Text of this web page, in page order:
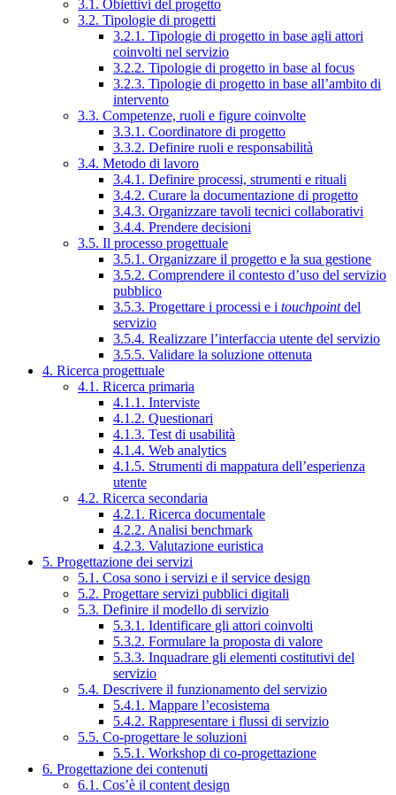
3.1. Obiettivi del progetto
3.2. Tipologie di progetti
3.2.1. Tipologie di progetto in base agli attori
coinvolti nel servizio
3.2.2. Tipologie di progetto in base al focus
3.2.3. Tipologie di progetto in base all’ambito di
intervento
3.3. Competenze, ruoli e figure coinvolte
3.3.1. Coordinatore di progetto
3.3.2. Definire ruoli e responsabilità
3.4. Metodo di lavoro
3.4.1. Definire processi, strumenti e rituali
3.4.2. Curare la documentazione di progetto
3.4.3. Organizzare tavoli tecnici collaborativi
3.4.4. Prendere decisioni
3.5. Il processo progettuale
3.5.1. Organizzare il progetto e la sua gestione
3.5.2. Comprendere il contesto d’uso del servizio
pubblico
3.5.3. Progettare i processi e i touchpointdel
servizio
3.5.4. Realizzare l’interfaccia utente del servizio
3.5.5. Validare la soluzione ottenuta
4. Ricerca progettuale
4.1. Ricerca primaria
4.1.1. Interviste
4.1.2. Questionari
4.1.3. Test di usabilità
4.1.4. Web analytics
4.1.5. Strumenti di mappatura dell’esperienza
utente
4.2. Ricerca secondaria
4.2.1. Ricerca documentale
4.2.2. Analisi benchmark
4.2.3. Valutazione euristica
5. Progettazione dei servizi
5.1. Cosa sono i servizi e il service design
5.2. Progettare servizi pubblici digitali
5.3. Definire il modello di servizio
5.3.1. Identificare gli attori coinvolti
5.3.2. Formulare la proposta di valore
5.3.3. Inquadrare gli elementi costitutivi del
servizio
5.4. Descrivere il funzionamento del servizio
5.4.1. Mappare l’ecosistema
5.4.2. Rappresentare i flussi di servizio
5.5. Co-progettare le soluzioni
5.5.1. Workshop di co-progettazione
6. Progettazione dei contenuti
6.1. Cos’è il content design